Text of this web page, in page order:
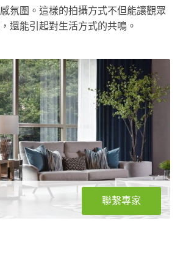
氛圍。這樣的拍攝方式不但能讓觀眾
還能引起對生活方式的共鳴。
聯繫專家